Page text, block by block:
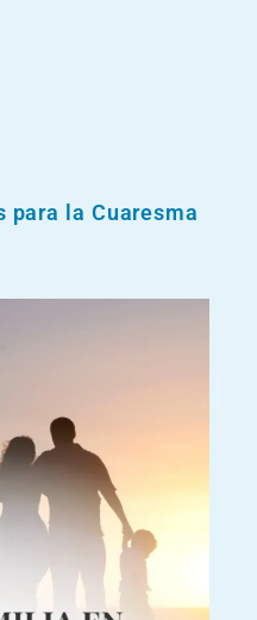
para la Cuaresma